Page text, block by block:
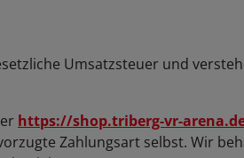
Umsatzsteuer und
https://shop.triberg-vr-
Zahlungsart selbst. Wir